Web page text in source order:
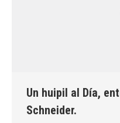
Un huipil al Día,
Schneider.